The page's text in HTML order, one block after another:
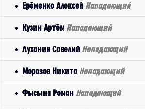
Ерёменко Алексей Нападающий
Кузин Артём Нападающий
Луханин Савелий Нападающий
Морозов Никита Нападающий
Фысына Роман Нападающий